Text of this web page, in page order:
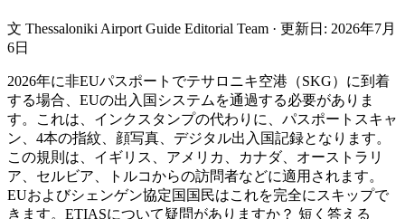
文 Thessaloniki Airport Guide Editorial Team · 更新日 : 2026年7月
6日
2026年に非EUパスポートでテサロニキ空港（SKG）に到着
する場合、EUの出入国システムを通過する必要がありま
す。これは、インクスタンプの代わりに、パスポートスキャ
ン、4本の指紋、顔写真、デジタル出入国記録となります。
この規則は、イギリス、アメリカ、カナダ、オーストラリ
ア、セルビア、トルコからの訪問者などに適用されます。
EUおよびシェンゲン協定国国民はこれを完全にスキップで
きます。ETIASについて疑問がありますか？ 短く答える